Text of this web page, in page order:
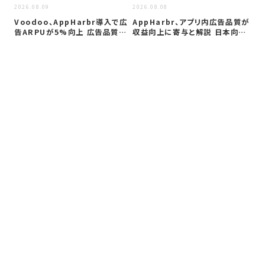
2026.08.09
Voodoo、AppHarbr導入で広
告ARPUが5%向上 広告品質…
2026.08.08
AppHarbr、アプリ内広告品質が
収益向上に寄与と解説 日本向け